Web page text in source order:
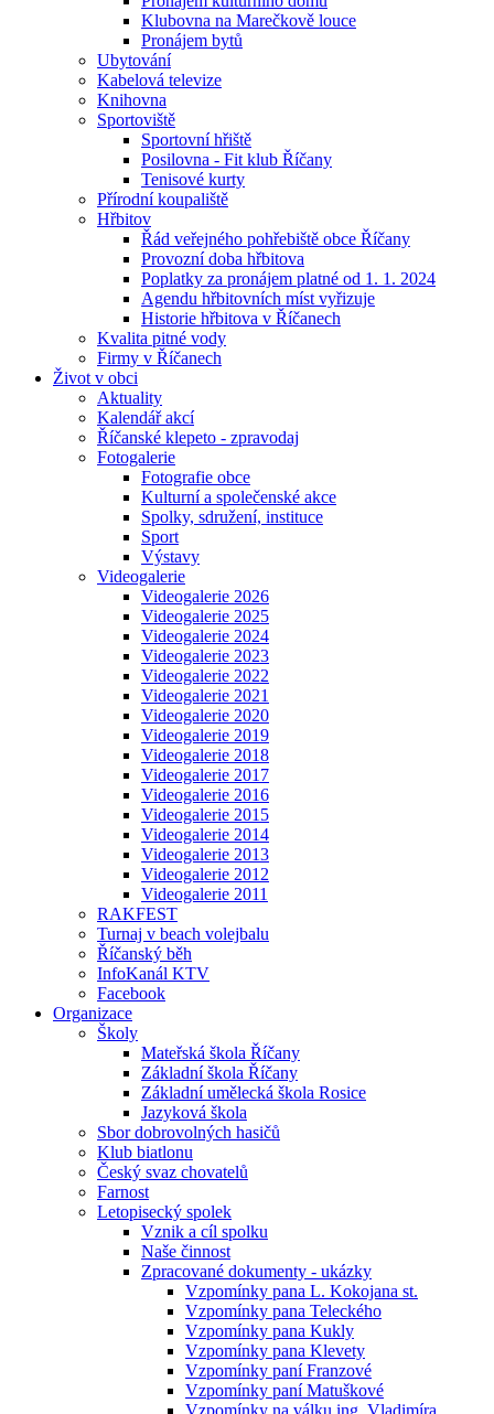
Klubovna na Marečkově louce
Pronájem bytů
Ubytování
Kabelová televize
Knihovna
Sportoviště
Sportovní hřiště
Posilovna - Fit klub Říčany
Tenisové kurty
Přírodní koupaliště
Hřbitov
Řád veřejného pohřebiště obce Říčany
Provozní doba hřbitova
Poplatky za pronájem platné od 1. 1. 2024
Agendu hřbitovních míst vyřizuje
Historie hřbitova v Říčanech
Kvalita pitné vody
Firmy v Říčanech
Život v obci
Aktuality
Kalendář akcí
Říčanské klepeto - zpravodaj
Fotogalerie
Fotografie obce
Kulturní a společenské akce
Spolky, sdružení, instituce
Sport
Výstavy
Videogalerie
Videogalerie 2026
Videogalerie 2025
Videogalerie 2024
Videogalerie 2023
Videogalerie 2022
Videogalerie 2021
Videogalerie 2020
Videogalerie 2019
Videogalerie 2018
Videogalerie 2017
Videogalerie 2016
Videogalerie 2015
Videogalerie 2014
Videogalerie 2013
Videogalerie 2012
Videogalerie 2011
RAKFEST
Turnaj v beach volejbalu
Říčanský běh
InfoKanál KTV
Facebook
Organizace
Školy
Mateřská škola Říčany
Základní škola Říčany
Základní umělecká škola Rosice
Jazyková škola
Sbor dobrovolných hasičů
Klub biatlonu
Český svaz chovatelů
Farnost
Letopisecký spolek
Vznik a cíl spolku
Naše činnost
Zpracované dokumenty - ukázky
Vzpomínky pana L. Kokojana st.
Vzpomínky pana Teleckého
Vzpomínky pana Kukly
Vzpomínky pana Klevety
Vzpomínky paní Franzové
Vzpomínky paní Matuškové
Vzpomínky na válku ing. Vladimíra